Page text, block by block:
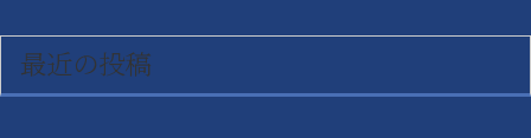
対
象:最近の投稿